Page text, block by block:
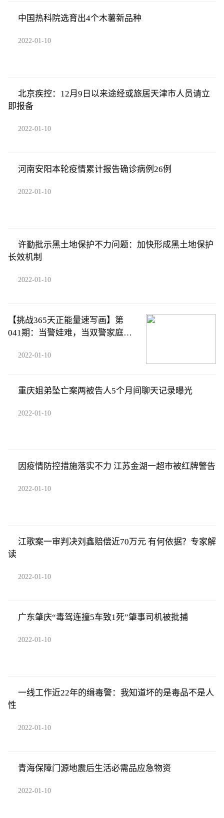
中国热科院选育出4个木薯新品种
2022-01-10
北京疾控：12月9日以来途经或旅居天津市人员请立
即报备
2022-01-10
河南安阳本轮疫情累计报告确诊病例26例
2022-01-10
许勤批示黑土地保护不力问题：加快形成黑土地保护
长效机制
2022-01-10
【挑战365天正能量速写画】第
041期：当警娃难，当双警家庭的
2022-01-10
重庆姐弟坠亡案两被告人5个月间聊天记录曝光
2022-01-10
因疫情防控措施落实不力 江苏金湖一超市被红牌警告
2022-01-10
江歌案一审判决刘鑫赔偿近70万元 有何依据？专家解
读
2022-01-10
广东肇庆“毒驾连撞5车致1死”肇事司机被批捕
2022-01-10
一线工作近22年的缉毒警：我知道坏的是毒品不是人
性
2022-01-10
青海保障门源地震后生活必需品应急物资
2022-01-10